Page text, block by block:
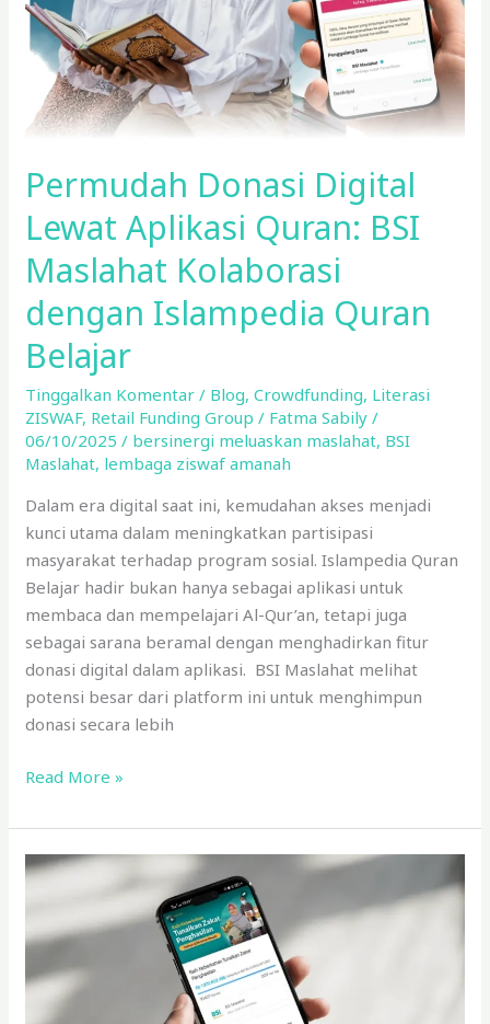
Permudah Donasi Digital
Lewat Aplikasi Quran: BSI
Maslahat Kolaborasi
dengan Islampedia Quran
Belajar
Tinggalkan Komentar / Blog,Crowdfunding, Literasi
ZISWAF, Retail Funding Group / Fatma Sabily/
06/10/2025/ bersinergi meluaskan maslahat, BSI
Maslahat, lembaga ziswaf amanah
Dalam era digital saat ini, kemudahan akses menjadi
kunci utama dalam meningkatkan partisipasi
masyarakat terhadap program sosial. Islampedia Quran
Belajar hadir bukan hanya sebagai aplikasi untuk
membaca dan mempelajari Al-Qur’an, tetapi juga
sebagai sarana beramal dengan menghadirkan fitur
donasi digital dalam aplikasi. BSI Maslahat melihat
potensi besar dari platform ini untuk menghimpun
donasi secara lebih
BSI
Maslahat
Kolaborasi
dengan
Islampedia
Belajar
Read More »
Kolaborasi
Kebaikan:
BSI
Maslahat
Jalin